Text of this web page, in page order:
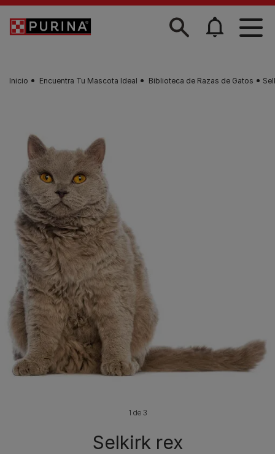
Skip to main content
Inicio Encuentra Tu Mascota Ideal Biblioteca de Razas de Gatos
Selkirk rex
1 de 3